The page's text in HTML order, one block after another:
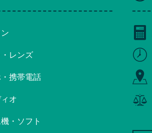
レンズ
携帯電話
オ
・ソフト